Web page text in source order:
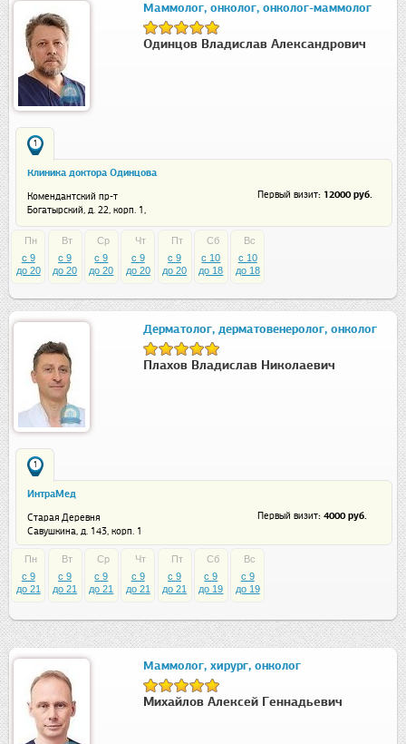
Маммолог, онколог, онколог-маммолог
Одинцов Владислав Александрович
1
Клиника доктора Одинцова
Комендантский пр-т
Богатырский, д. 22, корп. 1,
помещение 38-Н
Первый визит: 12000 руб.
Пн
c 9
до 20
Вт
c 9
до 20
Ср
c 9
до 20
Чт
c 9
до 20
Пт
c 9
до 20
Сб
c 10
до 18
Вс
c 10
до 18
Дерматолог, дерматовенеролог, онколог
Плахов Владислав Николаевич
1
ИнтраМед
Старая Деревня
Савушкина, д. 143, корп. 1
Первый визит: 4000 руб.
Пн
c 9
до 21
Вт
c 9
до 21
Ср
c 9
до 21
Чт
c 9
до 21
Пт
c 9
до 21
Сб
c 9
до 19
Вс
c 9
до 19
Маммолог, хирург, онколог
Михайлов Алексей Геннадьевич